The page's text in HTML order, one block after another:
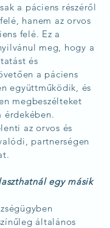
a páciens részéről
hanem az orvos
felé. Ez a
meg, hogy a
és
a páciens
együttműködik, és
megbeszélteket
érdekében.
az orvos és
partnerségen
egy másik
általános